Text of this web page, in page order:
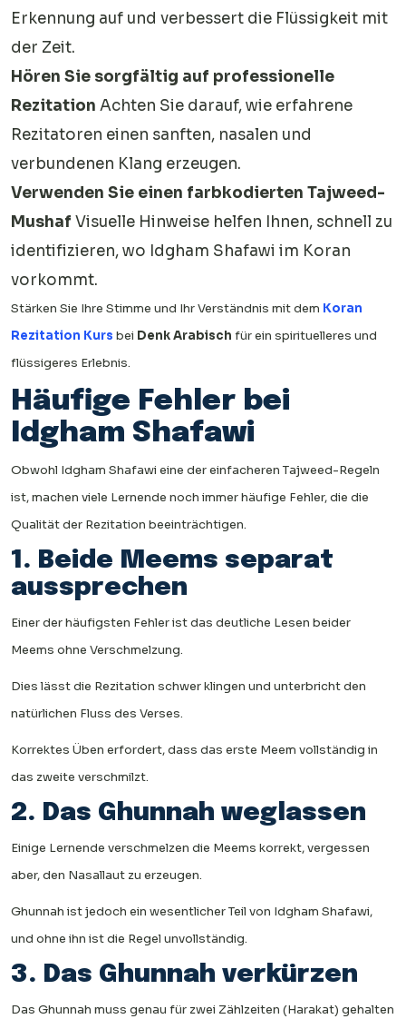
Erkennung auf und verbessert die Flüssigkeit mit
der Zeit.
Hören Sie sorgfältig auf professionelle
Rezitation Achten Sie darauf, wie erfahrene
Rezitatoren einen sanften, nasalen und
verbundenen Klang erzeugen.
Verwenden Sie einen farbkodierten Tajweed-
Mushaf Visuelle Hinweise helfen Ihnen, schnell zu
identifizieren, wo Idgham Shafawi im Koran
vorkommt.
Stärken Sie Ihre Stimme und Ihr Verständnis mit dem Koran
Rezitation Kurs bei Denk Arabisch für ein spirituelleres und
flüssigeres Erlebnis.
Häufige Fehler bei
Idgham Shafawi
Obwohl Idgham Shafawi eine der einfacheren Tajweed-Regeln
ist, machen viele Lernende noch immer häufige Fehler, die die
Qualität der Rezitation beeinträchtigen.
1. Beide Meems separat
aussprechen
Einer der häufigsten Fehler ist das deutliche Lesen beider
Meems ohne Verschmelzung.
Dies lässt die Rezitation schwer klingen und unterbricht den
natürlichen Fluss des Verses.
Korrektes Üben erfordert, dass das erste Meem vollständig in
das zweite verschmilzt.
2. Das Ghunnah weglassen
Einige Lernende verschmelzen die Meems korrekt, vergessen
aber, den Nasallaut zu erzeugen.
Ghunnah ist jedoch ein wesentlicher Teil von Idgham Shafawi,
und ohne ihn ist die Regel unvollständig.
3. Das Ghunnah verkürzen
Das Ghunnah muss genau für zwei Zählzeiten (Harakat) gehalten